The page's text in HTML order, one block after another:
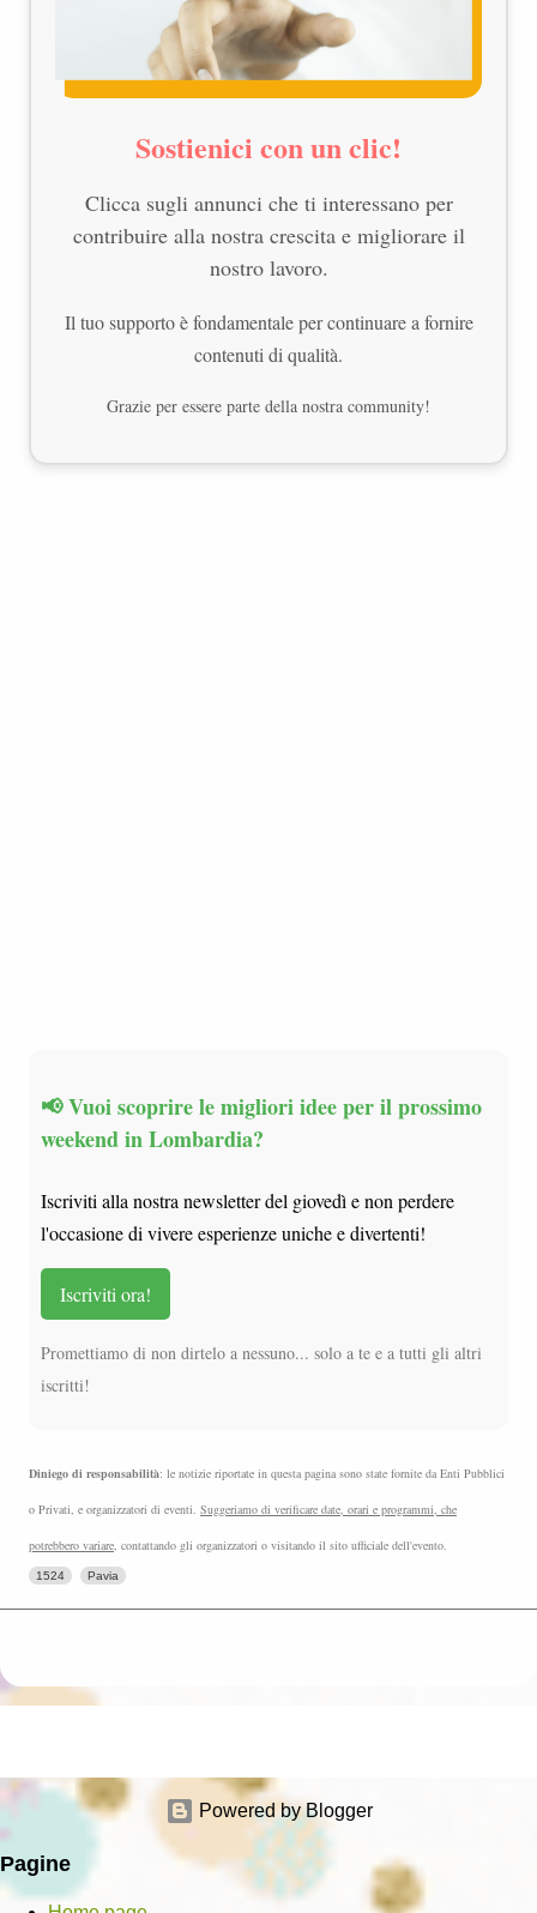
Sostienici con un clic!
Clicca sugli annunci che ti interessano per
contribuire alla nostra crescita e migliorare il
nostro lavoro.
Il tuo supporto è fondamentale per continuare a fornire
contenuti di qualità.
Grazie per essere parte della nostra community!
📢 Vuoi scoprire le migliori idee per il prossimo
weekend in Lombardia?
Iscriviti alla nostra newsletter del giovedì e non perdere
l'occasione di vivere esperienze uniche e divertenti!
Iscriviti ora!
Promettiamo di non dirtelo a nessuno... solo a te e a tutti gli altri
iscritti!
Diniego di responsabilità: le notizie riportate in questa pagina sono state fornite da Enti Pubblici
o Privati, e organizzatori di eventi. Suggeriamo di verificare date, orari e programmi, che
potrebbero variare, contattando gli organizzatori o visitando il sito ufficiale dell'evento.
1524 Pavia
Powered by Blogger
Pagine